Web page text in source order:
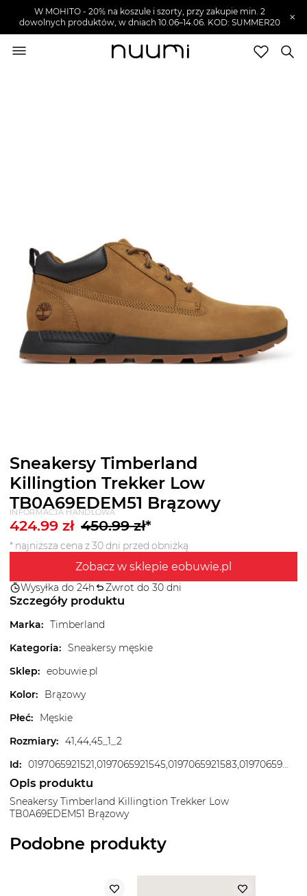
W MOHITO - 20% na koszule i szorty, przy zakupie min. 2
dowolnych produktów, w dniach 10.06–14.06. KOD: SUMMER20
×
Sneakersy Timberland
Killingtion Trekker Low
TB0A69EDEM51 Brązowy
INFORMACJA HANDLOWA
424.99 zł 450.99zł*
* najniższa cena z 30 dni przed obniżką
Zobacz w sklepie eobuwie.pl
Wysyłka do 24h Zwrot do 30 dni
Szczegóły produktu
Marka: Timberland
Kategoria: Sneakersy męskie
Sklep: eobuwie.pl
Kolor:
Brązowy
Płeć:
Męskie
Rozmiary: 41,44,45_1_2
Id: 0197065921521,0197065921545,0197065921583,0197065921828,0197065921866,0197065922009,0197065922054,0197065922085,0197065922221,0197065922252,0197065922276
Opis produktu
Sneakersy Timberland Killingtion Trekker Low
TB0A69EDEM51 Brązowy
Podobne produkty